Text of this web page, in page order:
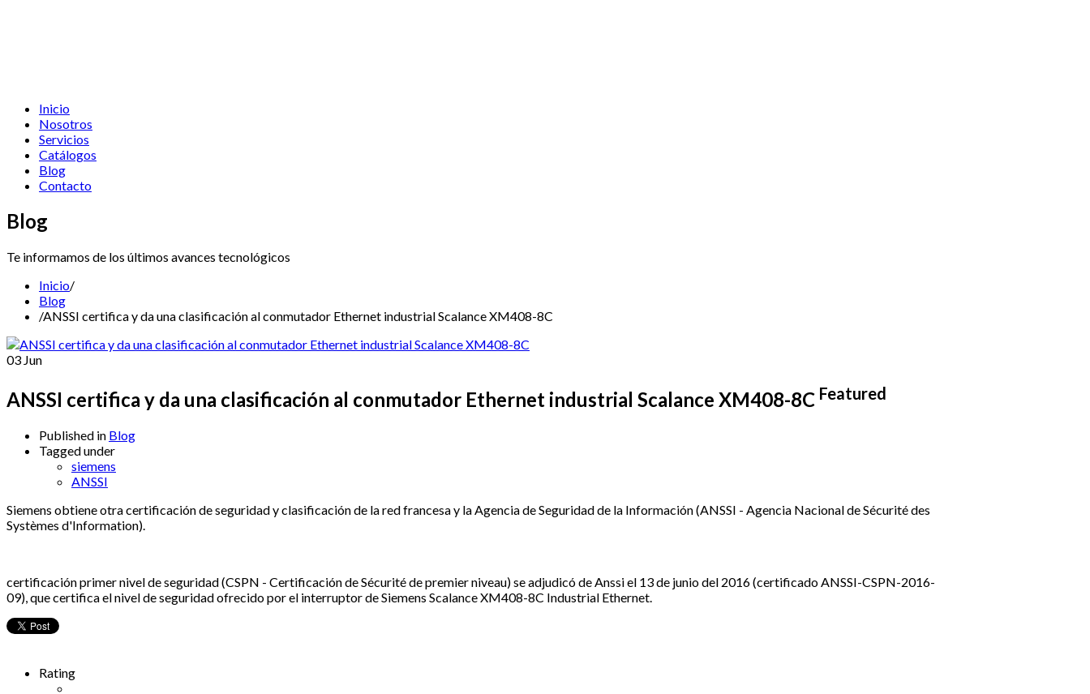
Inicio
Nosotros
Servicios
Catálogos
Blog
Contacto
Blog
Te informamos de los últimos avances tecnológicos
Inicio/
Blog
/ANSSI certifica y da una clasificación al conmutador Ethernet industrial Scalance XM408-8C
03 Jun
ANSSI certifica y da una clasificación al conmutador Ethernet industrial Scalance XM408-8C Featured
Published in Blog
Tagged under
siemens
ANSSI
Siemens obtiene otra certificación de seguridad y clasificación de la red francesa y la Agencia de Seguridad de la Información (ANSSI - Agencia Nacional de Sécurité des
Systèmes d'Information).
certificación primer nivel de seguridad (CSPN - Certificación de Sécurité de premier niveau) se adjudicó de Anssi el 13 de junio del 2016 (certificado ANSSI-CSPN-2016-
09), que certifica el nivel de seguridad ofrecido por el interruptor de Siemens Scalance XM408-8C Industrial Ethernet.
Rating